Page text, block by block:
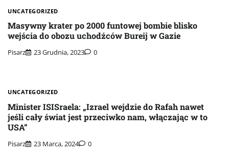
UNCATEGORIZED
Masywny krater po 2000 funtowej bombie blisko
wejścia do obozu uchodźców Bureij w Gazie
Pisarz 23 Grudnia, 2023 0
UNCATEGORIZED
Minister ISISraela: „Izrael wejdzie do Rafah nawet
jeśli cały świat jest przeciwko nam, włączając w to
USA”
Pisarz 23 Marca, 2024 0